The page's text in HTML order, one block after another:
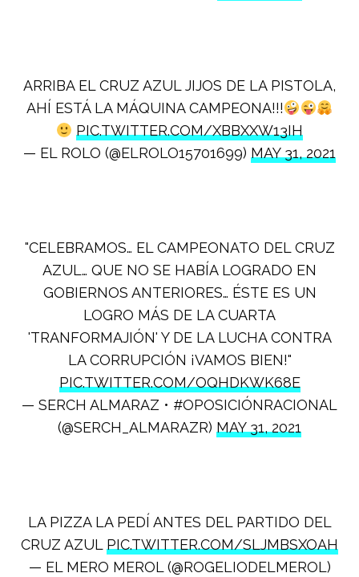
ARRIBA EL CRUZ AZUL JIJOS DE LA PISTOLA,
AHÍ ESTÁ LA MÁQUINA CAMPEONA!!!
PIC.TWITTER.COM/XBBXXW13IH
— EL ROLO (@ELROLO15701699) MAY 31, 2021
"CELEBRAMOS… EL CAMPEONATO DEL CRUZ
AZUL… QUE NO SE HABÍA LOGRADO EN
GOBIERNOS ANTERIORES… ÉSTE ES UN
LOGRO MÁS DE LA CUARTA
'TRANFORMAJIÓN' Y DE LA LUCHA CONTRA
LA CORRUPCIÓN ¡VAMOS BIEN!"
PIC.TWITTER.COM/OQHDKWK68E
— SERCH ALMARAZ • #OPOSICIÓNRACIONAL
(@SERCH_ALMARAZR) MAY 31, 2021
LA PIZZA LA PEDÍ ANTES DEL PARTIDO DEL
CRUZ AZUL PIC.TWITTER.COM/SLJMBSXOAH
— EL MERO MEROL (@ROGELIODELMEROL)